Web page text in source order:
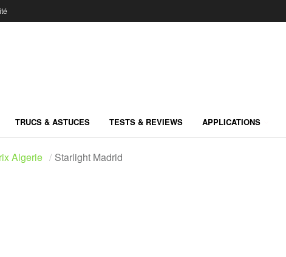
TRUCS & ASTUCES TESTS & REVIEWS APPLICATIONS
Algerie Starlight Madrid